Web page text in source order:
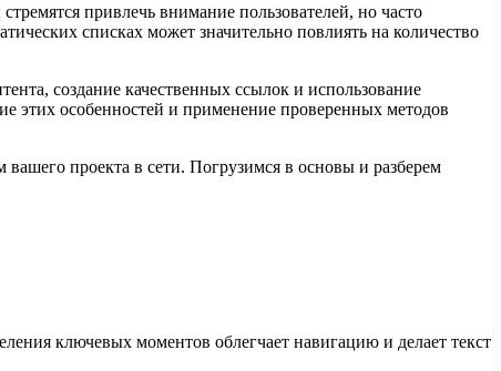
привлечь внимание пользователей, но часто
списках может значительно повлиять на количество
создание качественных ссылок и использование
этих особенностей и применение проверенных методов
проекта в сети. Погрузимся в основы и разберем
ключевых моментов облегчает навигацию и делает текст